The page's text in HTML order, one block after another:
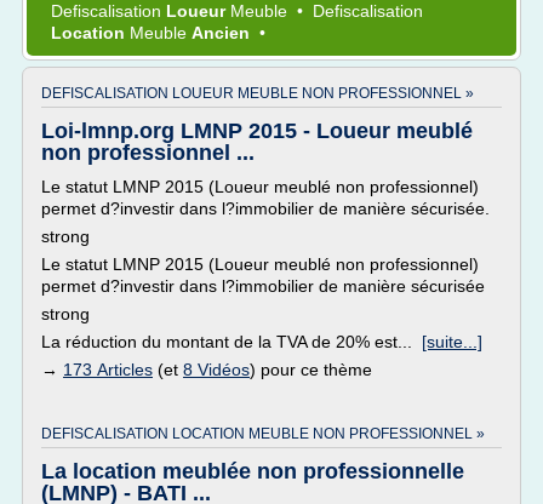
Defiscalisation Loueur Meuble • Defiscalisation
Location Meuble Ancien •
DEFISCALISATION LOUEUR MEUBLE NON PROFESSIONNEL »
Loi-lmnp.org LMNP 2015 - Loueur meublé
non professionnel ...
Le statut LMNP 2015 (Loueur meublé non professionnel)
permet d?investir dans l?immobilier de manière sécurisée.
strong
Le statut LMNP 2015 (Loueur meublé non professionnel)
permet d?investir dans l?immobilier de manière sécurisée
strong
La réduction du montant de la TVA de 20% est... [suite...]
→ 173 Articles (et 8 Vidéos) pour ce thème
DEFISCALISATION LOCATION MEUBLE NON PROFESSIONNEL »
La location meublée non professionnelle
(LMNP) - BATI ...